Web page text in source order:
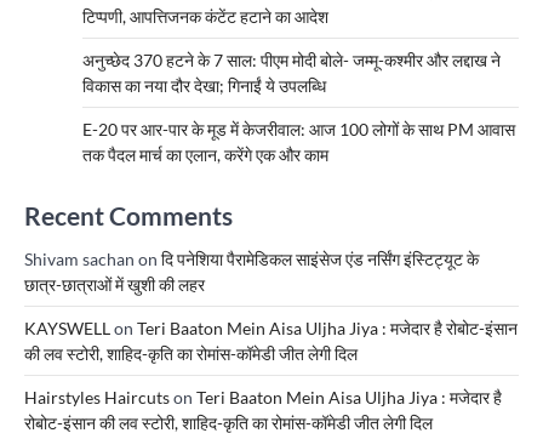
टिप्पणी, आपत्तिजनक कंटेंट हटाने का आदेश
अनुच्छेद 370 हटने के 7 साल: पीएम मोदी बोले- जम्मू-कश्मीर और लद्दाख ने
विकास का नया दौर देखा; गिनाईं ये उपलब्धि
E-20 पर आर-पार के मूड में केजरीवाल: आज 100 लोगों के साथ PM आवास
तक पैदल मार्च का एलान, करेंगे एक और काम
Recent Comments
Shivam sachan on दि पनेशिया पैरामेडिकल साइंसेज एंड नर्सिंग इंस्टिट्यूट के
छात्र-छात्राओं में खुशी की लहर
KAYSWELLon Teri Baaton Mein Aisa Uljha Jiya : मजेदार है रोबोट-इंसान
की लव स्टोरी, शाहिद-कृति का रोमांस-कॉमेडी जीत लेगी दिल
Hairstyles Haircutson Teri Baaton Mein Aisa Uljha Jiya : मजेदार है
रोबोट-इंसान की लव स्टोरी, शाहिद-कृति का रोमांस-कॉमेडी जीत लेगी दिल